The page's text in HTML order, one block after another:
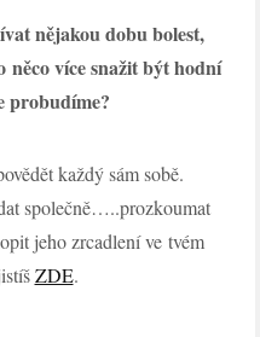
nějakou dobu bolest,
něco více snažit být hodní
probudíme?
každý sám sobě.
společně…..prozkoumat
jeho zrcadlení ve tvém
ZDE.